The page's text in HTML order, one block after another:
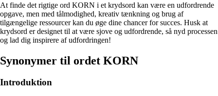
At finde det rigtige ord KORN i et krydsord kan være en udfordrende
opgave, men med tålmodighed, kreativ tænkning og brug af
tilgængelige ressourcer kan du øge dine chancer for succes. Husk at
krydsord er designet til at være sjove og udfordrende, så nyd processen
og lad dig inspirere af udfordringen!
Synonymer til ordet KORN
Introduktion